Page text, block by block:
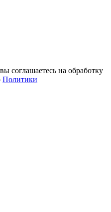
соглашаетесь на обработку
Политики